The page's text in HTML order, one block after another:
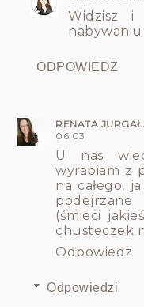
Widzisz i
ODPOWIEDZ
RENATA
06:03
U nas
wyrabiam z
na całego,
(śmieci
chusteczek
Odpowiedz
Odpowiedzi